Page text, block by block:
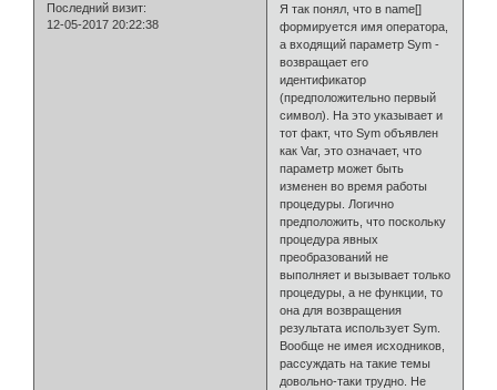
Последний визит:
12-05-2017 20:22:38
Я так понял, что в name[]
формируется имя оператора,
а входящий параметр Sym -
возвращает его
идентификатор
(предположительно первый
символ). На это указывает и
тот факт, что Sym объявлен
как Var, это означает, что
параметр может быть
изменен во время работы
процедуры. Логично
предположить, что поскольку
процедура явных
преобразований не
выполняет и вызывает только
процедуры, а не функции, то
она для возвращения
результата использует Sym.
Вообще не имея исходников,
рассуждать на такие темы
довольно-таки трудно. Не